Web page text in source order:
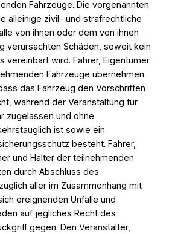
Fahrzeuge. Die vorgenannten
alleinige zivil- und strafrechtliche
von ihnen oder dem von ihnen
verursachten Schäden, soweit kein
vereinbart wird. Fahrer, Eigentümer
Fahrzeuge übernehmen
das Fahrzeug den Vorschriften
während der Veranstaltung für
zugelassen und ohne
ist sowie ein
besteht. Fahrer,
und Halter der teilnehmenden
durch Abschluss des
aller im Zusammenhang mit
ereignenden Unfälle und
auf jegliches Recht des
gegen: Den Veranstalter,